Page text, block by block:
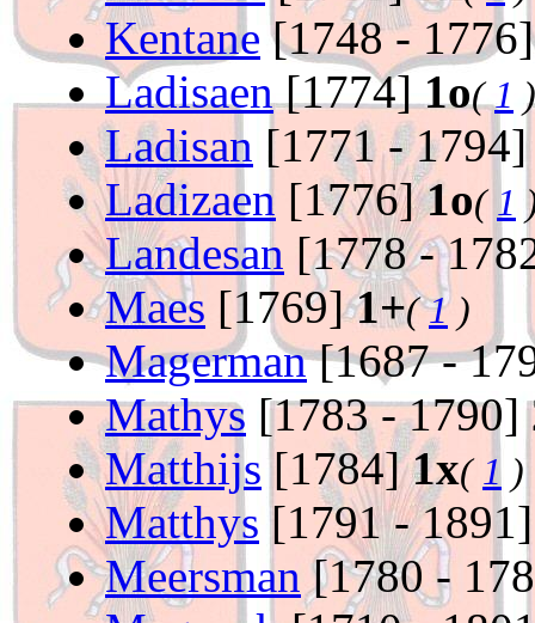
Kentane [1748 -
Ladisaen[1774]1o(1 )
Ladisan [1771 -
Ladizaen [1776]1o( 1
Landesan [1778 -
Maes [1769]1+(1)
Magerman[1687 -
Mathys [1783 - 1790]
Matthijs [1784]1x( 1 )
Matthys [1791 -
Meersman [1780 -